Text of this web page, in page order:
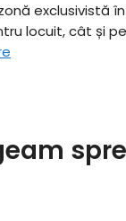
exclusivistă
locuit, cât și